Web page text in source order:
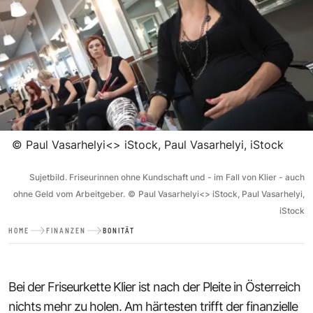
© Paul Vasarhelyi<> iStock, Paul Vasarhelyi, iStock
Sujetbild. Friseurinnen ohne Kundschaft und - im Fall von Klier - auch
ohne Geld vom Arbeitgeber. © Paul Vasarhelyi<> iStock, Paul Vasarhelyi,
iStock
HOME FINANZEN BONITÄT
Bei der Friseurkette Klier ist nach der Pleite in Österreich
nichts mehr zu holen. Am härtesten trifft der finanzielle